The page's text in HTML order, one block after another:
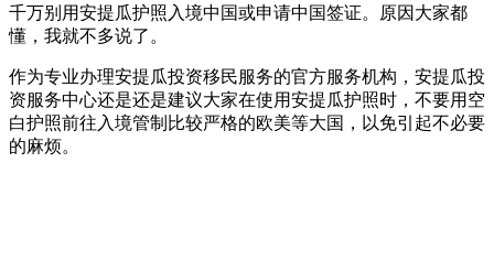
千万别用安提瓜护照入境中国或申请中国签证。原因大家都
懂，我就不多说了。
作为专业办理安提瓜投资移民服务的官方服务机构，安提瓜投
资服务中心还是还是建议大家在使用安提瓜护照时，不要用空
白护照前往入境管制比较严格的欧美等大国，以免引起不必要
的麻烦。